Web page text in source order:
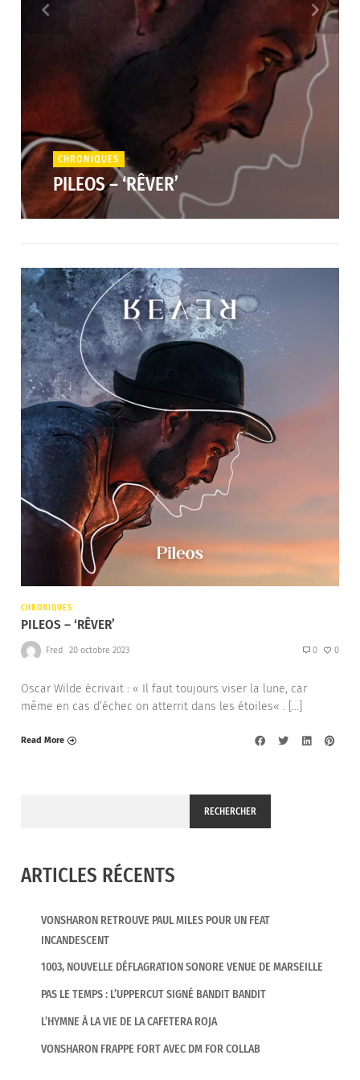
CHRONIQUES
PILEOS – ‘RÊVER’
CHRONIQUES
PILEOS – ‘RÊVER’
Fred 20 octobre 2023 0 0
Oscar Wilde écrivait : « Il faut toujours viser la lune, car
même en cas d’échec on atterrit dans les étoiles« . […]
Read More
RECHERCHER
ARTICLES RÉCENTS
VONSHARON RETROUVE PAUL MILES POUR UN FEAT
INCANDESCENT
1003, NOUVELLE DÉFLAGRATION SONORE VENUE DE MARSEILLE
PAS LE TEMPS : L’UPPERCUT SIGNÉ BANDIT BANDIT
L’HYMNE À LA VIE DE LA CAFETERA ROJA
VONSHARON FRAPPE FORT AVEC DM FOR COLLAB